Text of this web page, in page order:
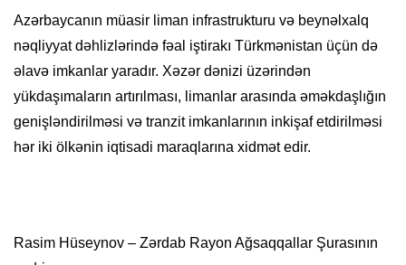
Azərbaycanın müasir liman infrastrukturu və beynəlxalq
nəqliyyat dəhlizlərində fəal iştirakı Türkmənistan üçün də
əlavə imkanlar yaradır. Xəzər dənizi üzərindən
yükdaşımaların artırılması, limanlar arasında əməkdaşlığın
genişləndirilməsi və tranzit imkanlarının inkişaf etdirilməsi
hər iki ölkənin iqtisadi maraqlarına xidmət edir.
Rasim Hüseynov – Zərdab Rayon Ağsaqqallar Şurasının